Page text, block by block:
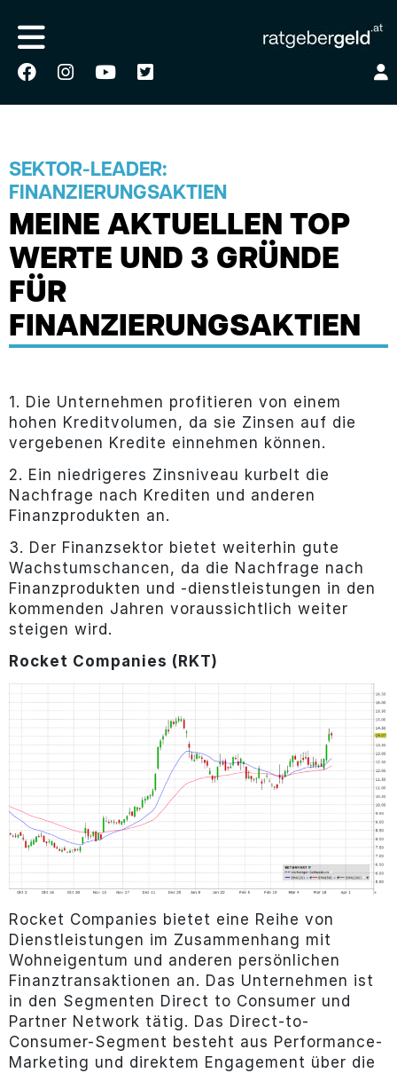
SEKTOR-LEADER:
FINANZIERUNGSAKTIEN
MEINE AKTUELLEN TOP
WERTE UND 3 GRÜNDE
FÜR
FINANZIERUNGSAKTIEN
1. Die Unternehmen profitieren von einem
hohen Kreditvolumen, da sie Zinsen auf die
vergebenen Kredite einnehmen können.
2. Ein niedrigeres Zinsniveau kurbelt die
Nachfrage nach Krediten und anderen
Finanzprodukten an.
3. Der Finanzsektor bietet weiterhin gute
Wachstumschancen, da die Nachfrage nach
Finanzprodukten und -dienstleistungen in den
kommenden Jahren voraussichtlich weiter
steigen wird.
Rocket Companies (RKT)
Rocket Companies bietet eine Reihe von
Dienstleistungen im Zusammenhang mit
Wohneigentum und anderen persönlichen
Finanztransaktionen an. Das Unternehmen ist
in den Segmenten Direct to Consumer und
Partner Network tätig. Das Direct-to-
Consumer-Segment besteht aus Performance-
Marketing und direktem Engagement über die